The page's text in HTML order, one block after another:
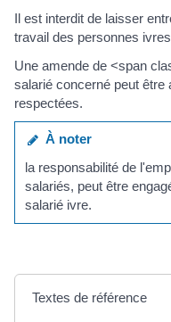
Il est interdit de laisser
travail des personnes
Une amende de <span
salarié concerné peut être
respectées.
À noter
la responsabilité de
salariés, peut être
salarié ivre.
Textes de référence